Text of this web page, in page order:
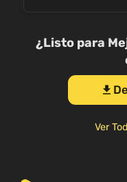
¿Listo para
download
Ver